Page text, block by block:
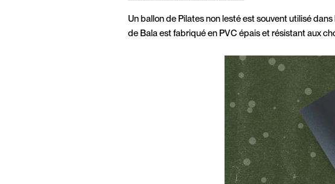
Un ballon de Pilates non lesté est souvent utilisé
de Bala est fabriqué en PVC épais et résistant aux